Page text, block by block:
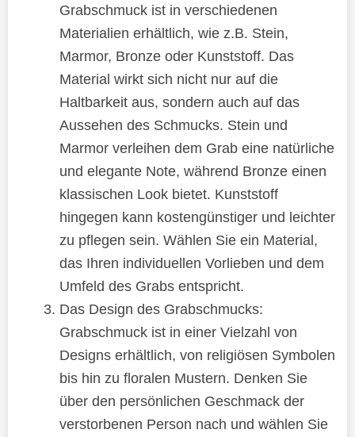
Grabschmuck ist in verschiedenen
Materialien erhältlich, wie z.B. Stein,
Marmor, Bronze oder Kunststoff. Das
Material wirkt sich nicht nur auf die
Haltbarkeit aus, sondern auch auf das
Aussehen des Schmucks. Stein und
Marmor verleihen dem Grab eine natürliche
und elegante Note, während Bronze einen
klassischen Look bietet. Kunststoff
hingegen kann kostengünstiger und leichter
zu pflegen sein. Wählen Sie ein Material,
das Ihren individuellen Vorlieben und dem
Umfeld des Grabs entspricht.
Das Design des Grabschmucks:
Grabschmuck ist in einer Vielzahl von
Designs erhältlich, von religiösen Symbolen
bis hin zu floralen Mustern. Denken Sie
über den persönlichen Geschmack der
verstorbenen Person nach und wählen Sie